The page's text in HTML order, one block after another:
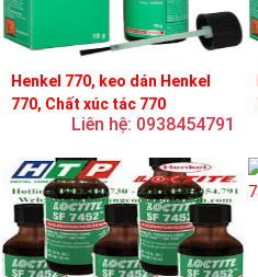
Henkel 770, keo dán Henkel
770, Chất xúc tác 770
Liên hệ: 0938454791